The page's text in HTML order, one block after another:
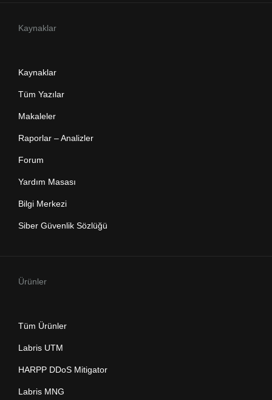
Kaynaklar
Kaynaklar
Tüm Yazılar
Makaleler
Raporlar – Analizler
Forum
Yardım Masası
Bilgi Merkezi
Siber Güvenlik Sözlüğü
Ürünler
Tüm Ürünler
Labris UTM
HARPP DDoS Mitigator
Labris MNG